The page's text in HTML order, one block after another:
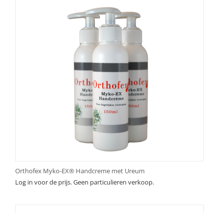
Orthofex Myko-EX® Handcreme met Ureum
Log in voor de prijs. Geen particulieren verkoop.